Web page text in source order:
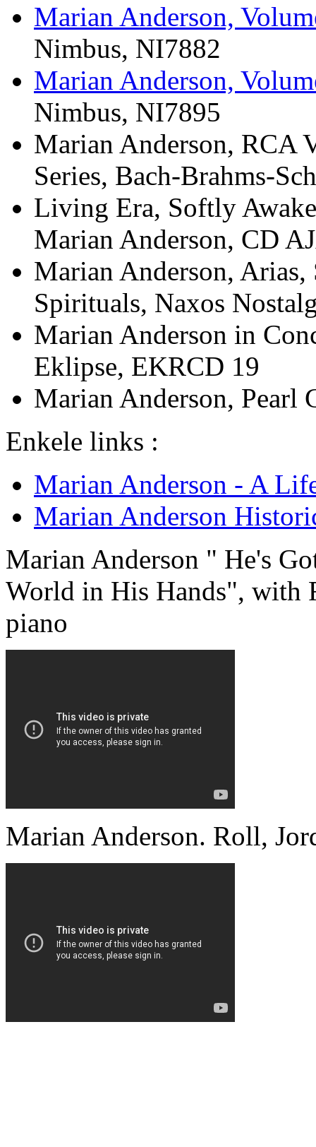
Marian Anderson,
Nimbus, NI7882
Marian Anderson,
Nimbus, NI7895
Marian Anderson, RCA
Series, Bach-Brahms-
Living Era, Softly
Marian Anderson, CD
Marian Anderson, Arias,
Spirituals, Naxos
Marian Anderson in
Eklipse, EKRCD 19
Marian Anderson, Pearl
Enkele links :
Marian Anderson - A
Marian Anderson
Marian Anderson " He's
World in His Hands", with
piano
Marian Anderson. Roll,